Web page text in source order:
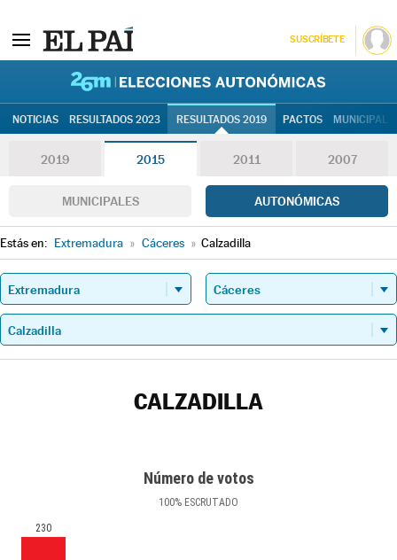
SUSCRÍBETE
NOTICIAS RESULTADOS 2023 RESULTADOS 2019 PACTOS
2019 2015 2011 2007
MUNICIPALES AUTONÓMICAS
Estás en: Extremadura » Cáceres » Calzadilla
CALZADILLA
Número de votos
100% ESCRUTADO
230